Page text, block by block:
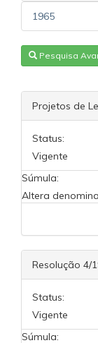
1965
Pesquisa
Projetos de
Status:
Vigente
Súmula:
Altera
Resolução 4/
Status:
Vigente
Súmula: